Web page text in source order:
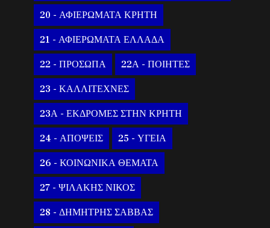
20 - ΑΦΙΕΡΩΜΑΤΑ ΚΡΗΤΗ
21 - ΑΦΙΕΡΩΜΑΤΑ ΕΛΛΑΔΑ
22 - ΠΡΟΣΩΠΑ 22Α - ΠΟΙΗΤΕΣ
23 - ΚΑΛΛΙΤΕΧΝΕΣ
23Α - ΕΚΔΡΟΜΕΣ ΣΤΗΝ ΚΡΗΤΗ
24 - ΑΠΟΨΕΙΣ 25 - ΥΓΕΙΑ
26 - ΚΟΙΝΩΝΙΚΑ ΘΕΜΑΤΑ
27 - ΨΙΛΑΚΗΣ ΝΙΚΟΣ
28 - ΔΗΜΗΤΡΗΣ ΣΑΒΒΑΣ